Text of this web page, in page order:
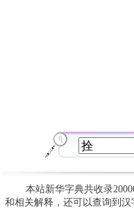
本站新华字典共收录
和相关解释，还可以查询到